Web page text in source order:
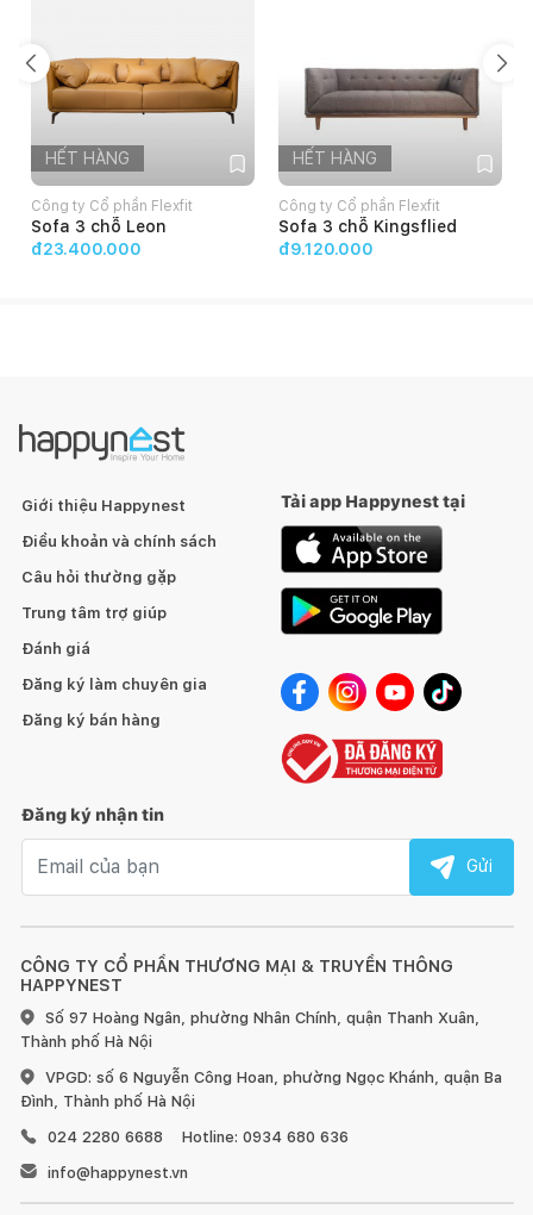
HẾT HÀNG
Công ty Cổ phần Flexfit
Sofa 3 chỗ Leon
đ23.400.000
HẾT HÀNG
Công ty Cổ phần Flexfit
Sofa 3 chỗ Kingsflied
đ9.120.000
CÔNG TY CỔ PHẦN THƯƠNG MẠI & TRUYỀN THÔNG
HAPPYNEST
Số 97 Hoàng Ngân, phường Nhân Chính, quận Thanh Xuân,
Thành phố Hà Nội
VPGD: số 6 Nguyễn Công Hoan, phường Ngọc Khánh, quận Ba
Đình, Thành phố Hà Nội
024 2280 6688
Hotline: 0934 680 636
info@happynest.vn
Giới thiệu Happynest
Điều khoản và chính sách
Câu hỏi thường gặp
Trung tâm trợ giúp
Đánh giá
Đăng ký làm chuyên gia
Đăng ký bán hàng
Tải app Happynest tại
Đăng ký nhận tin
Gửi